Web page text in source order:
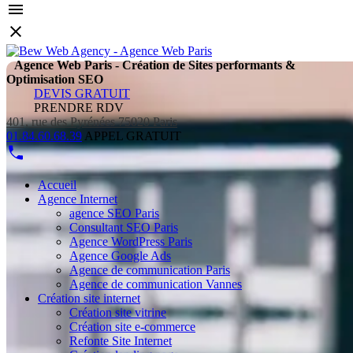
Agence Web Paris - Création de Sites performants &
Optimisation SEO
DEVIS GRATUIT
PRENDRE RDV
401, rue des Pyrénées 75020 Paris
01.84.60.68.39 APPEL GRATUIT
Accueil
Agence Internet
agence SEO Paris
Consultant SEO Paris
Agence WordPress Paris
Agence Google Ads
Agence de communication Paris
Agence de communication Vannes
Création site internet
Création site vitrine
Création site e-commerce
Refonte Site Internet